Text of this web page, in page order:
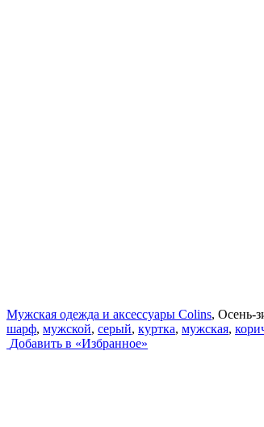
Мужская одежда и аксессуары Colins, Осень-
шарф, мужской, серый, куртка, мужская,
Добавить в «Избранное»